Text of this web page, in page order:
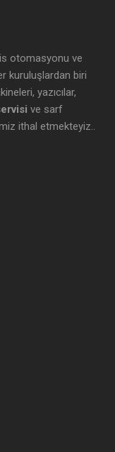
otomasyonu ve
kuruluşlardan biri
yazıcılar,
ve sarf
ithal etmekteyiz..